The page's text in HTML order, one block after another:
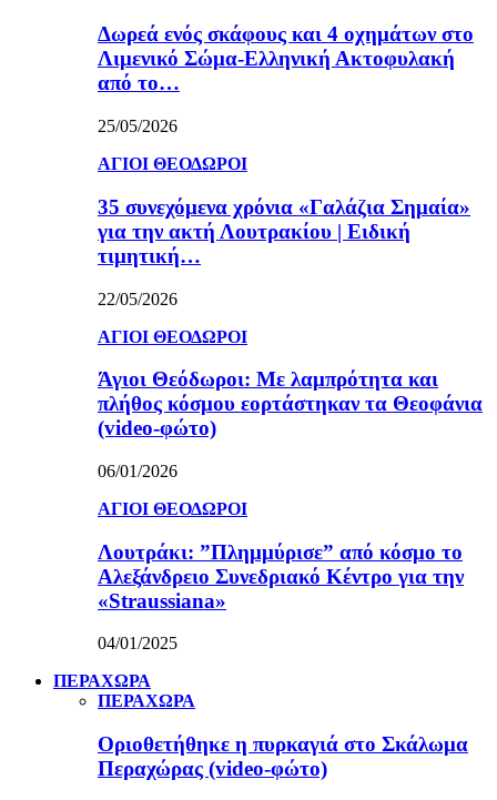
Δωρεά ενός σκάφους και 4 οχημάτων στο
Λιμενικό Σώμα-Ελληνική Ακτοφυλακή
από το…
25/05/2026
ΑΓΙΟΙ ΘΕΟΔΩΡΟΙ
35 συνεχόμενα χρόνια «Γαλάζια Σημαία»
για την ακτή Λουτρακίου | Ειδική
τιμητική…
22/05/2026
ΑΓΙΟΙ ΘΕΟΔΩΡΟΙ
Άγιοι Θεόδωροι: Με λαμπρότητα και
πλήθος κόσμου εορτάστηκαν τα Θεοφάνια
(video-φώτο)
06/01/2026
ΑΓΙΟΙ ΘΕΟΔΩΡΟΙ
Λουτράκι: ”Πλημμύρισε” από κόσμο το
Αλεξάνδρειο Συνεδριακό Κέντρο για την
«Straussiana»
04/01/2025
ΠΕΡΑΧΩΡΑ
ΠΕΡΑΧΩΡΑ
Οριοθετήθηκε η πυρκαγιά στο Σκάλωμα
Περαχώρας (video-φώτο)